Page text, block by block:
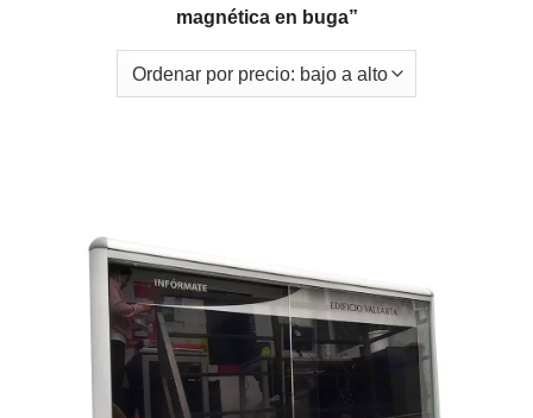
magnética en buga”